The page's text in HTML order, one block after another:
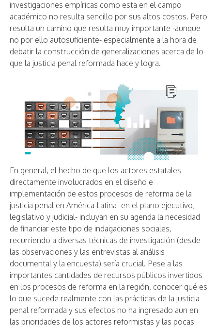
investigaciones empíricas como esta en el campo
académico no resulta sencillo por sus altos costos. Pero
resulta un camino que resulta muy importante -aunque
no por ello autosuficiente- especialmente a la hora de
debatir la construcción de generalizaciones acerca de lo
que la justicia penal reformada hace y logra.
En general, el hecho de que los actores estatales
directamente involucrados en el diseño e
implementación de estos procesos de reforma de la
justicia penal en América Latina -en el plano ejecutivo,
legislativo y judicial- incluyan en su agenda la necesidad
de financiar este tipo de indagaciones sociales,
recurriendo a diversas técnicas de investigación (desde
las observaciones y las entrevistas al análisis
documental y la encuesta) sería crucial. Pese a las
importantes cantidades de recursos públicos invertidos
en los procesos de reforma en la región, conocer qué es
lo que sucede realmente con las prácticas de la justicia
penal reformada y sus efectos no ha ingresado aun en
las prioridades de los actores reformistas y las pocas